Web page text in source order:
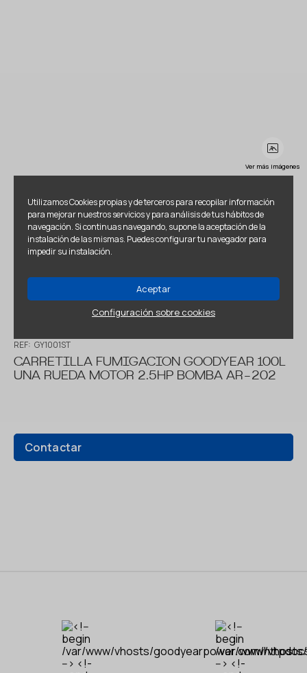
Utilizamos Cookies propias y de terceros para recopilar información
para mejorar nuestros servicios y para análisis de tus hábitos de
navegación. Si continuas navegando, supone la aceptación de la
instalación de las mismas. Puedes configurar tu navegador para
impedir su instalación.
Aceptar
Configuración sobre cookies
REF: GY1001ST
CARRETILLA FUMIGACION GOODYEAR 100L
UNA RUEDA MOTOR 2.5HP BOMBA AR-202
Contactar
Ver más imágenes